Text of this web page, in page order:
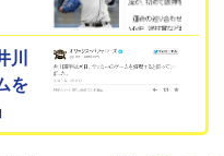
川
を